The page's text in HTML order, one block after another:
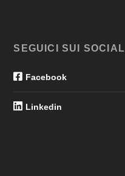
SEGUICI SUI SOCIAL
Facebook
Linkedin